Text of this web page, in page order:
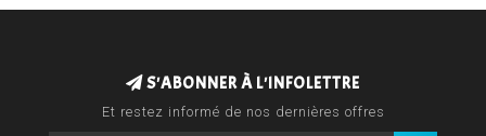
S'ABONNER À L'INFOLETTRE
Et restez informé de nos dernières offres